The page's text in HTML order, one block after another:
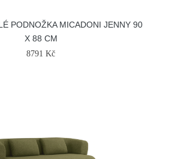
PODNOŽKA MICADONI JENNY 90
X 88 CM
8791 Kč